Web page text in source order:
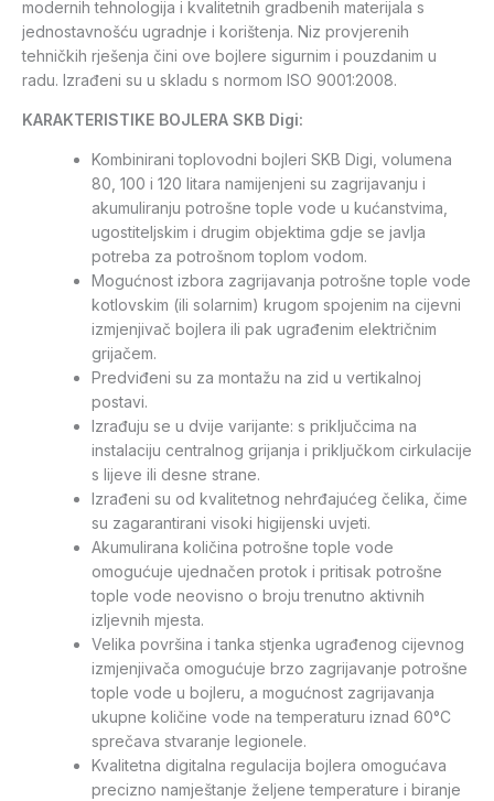
modernih tehnologija i kvalitetnih gradbenih materijala s
jednostavnošću ugradnje i korištenja. Niz provjerenih
tehničkih rješenja čini ove bojlere sigurnim i pouzdanim u
radu. Izrađeni su u skladu s normom ISO 9001:2008.
KARAKTERISTIKE BOJLERA SKB Digi:
Kombinirani toplovodni bojleri SKB Digi, volumena
80, 100 i 120 litara namijenjeni su zagrijavanju i
akumuliranju potrošne tople vode u kućanstvima,
ugostiteljskim i drugim objektima gdje se javlja
potreba za potrošnom toplom vodom.
Mogućnost izbora zagrijavanja potrošne tople vode
kotlovskim (ili solarnim) krugom spojenim na cijevni
izmjenjivač bojlera ili pak ugrađenim električnim
grijačem.
Predviđeni su za montažu na zid u vertikalnoj
postavi.
Izrađuju se u dvije varijante: s priključcima na
instalaciju centralnog grijanja i priključkom cirkulacije
s lijeve ili desne strane.
Izrađeni su od kvalitetnog nehrđajućeg čelika, čime
su zagarantirani visoki higijenski uvjeti.
Akumulirana količina potrošne tople vode
omogućuje ujednačen protok i pritisak potrošne
tople vode neovisno o broju trenutno aktivnih
izljevnih mjesta.
Velika površina i tanka stjenka ugrađenog cijevnog
izmjenjivača omogućuje brzo zagrijavanje potrošne
tople vode u bojleru, a mogućnost zagrijavanja
ukupne količine vode na temperaturu iznad 60°C
sprečava stvaranje legionele.
Kvalitetna digitalna regulacija bojlera omogućava
precizno namještanje željene temperature i biranje